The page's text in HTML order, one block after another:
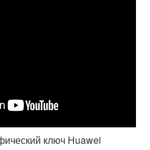
ключ Huawei